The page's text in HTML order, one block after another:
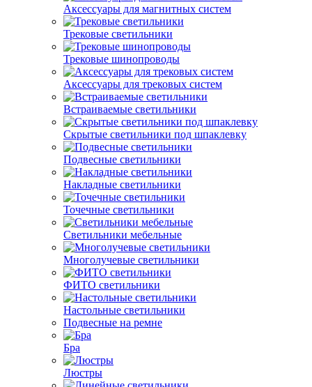
Аксессуары для магнитных систем
Трековые светильники
Трековые шинопроводы
Аксессуары для трековых систем
Встраиваемые светильники
Скрытые светильники под шпаклевку
Подвесные светильники
Накладные светильники
Точечные светильники
Светильники мебельные
Многолучевые светильники
ФИТО светильники
Настольные светильники
Подвесные на ремне
Бра
Люстры